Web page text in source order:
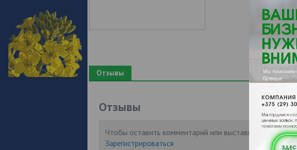
Отзывы
Отзывы
Чтобы оставить комментарий или выставить рейтинг,
Зарегистрироваться